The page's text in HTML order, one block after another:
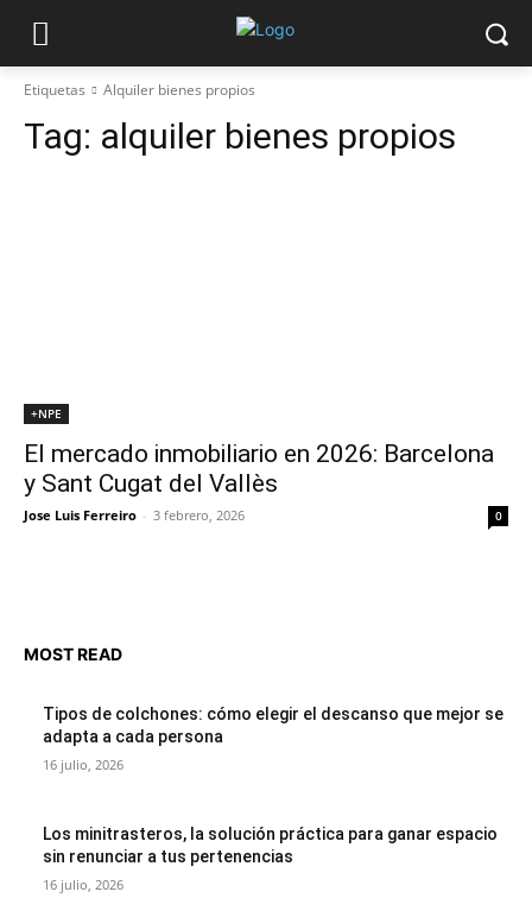
Etiquetas Alquiler bienes propios
Tag: alquiler bienes propios
+NPE
El mercado inmobiliario en 2026: Barcelona
y Sant Cugat del Vallès
Jose Luis Ferreiro - 3 febrero, 2026 0
MOST READ
Tipos de colchones: cómo elegir el descanso que mejor se
adapta a cada persona
16 julio, 2026
Los minitrasteros, la solución práctica para ganar espacio
sin renunciar a tus pertenencias
16 julio, 2026